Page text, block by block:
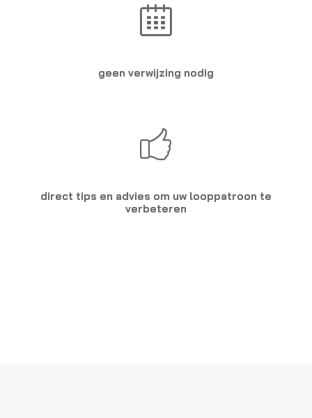
geen verwijzing nodig
direct tips en advies om uw looppatroon te
verbeteren